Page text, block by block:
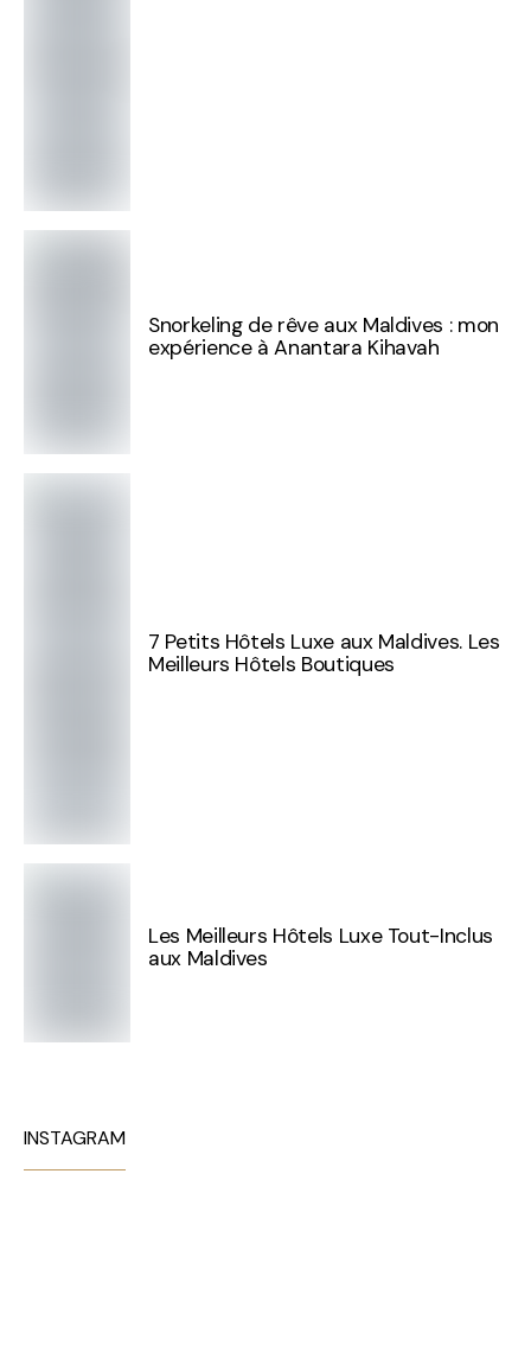
Snorkeling de rêve aux Maldives : mon
expérience à Anantara Kihavah
7 Petits Hôtels Luxe aux Maldives. Les
Meilleurs Hôtels Boutiques
Les Meilleurs Hôtels Luxe Tout-Inclus
aux Maldives
INSTAGRAM